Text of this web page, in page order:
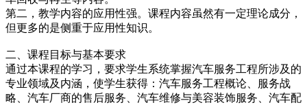
第二，教学内容的应用性强。课程内容虽然有一定理论成分，
但更多的是侧重于应用性知识。
二、课程目标与基本要求
通过本课程的学习，要求学生系统掌握汽车服务工程所涉及的
专业领域及内涵，使学生获得：汽车服务工程概论、服务战
略、汽车厂商的售后服务、汽车维修与美容装饰服务、汽车配